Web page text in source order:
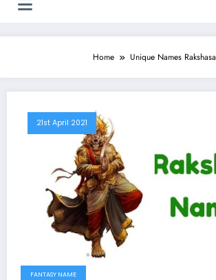
Home Unique Names Rakshasa
21st April 2021
FANTASY NAME